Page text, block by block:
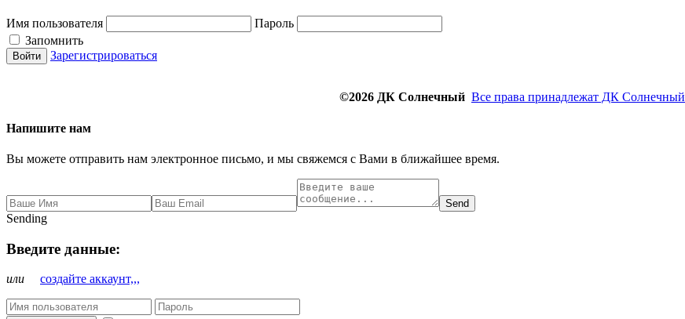
Имя пользователя
Пароль
Запомнить
Зарегистрироваться
©2026 ДК Солнечный Все права принадлежат ДК Солнечный
Напишите нам
Вы можете отправить нам электронное письмо, и мы свяжемся с Вами в ближайшее время.
Send
Sending
Введите данные:
или создайте аккаунт,,,